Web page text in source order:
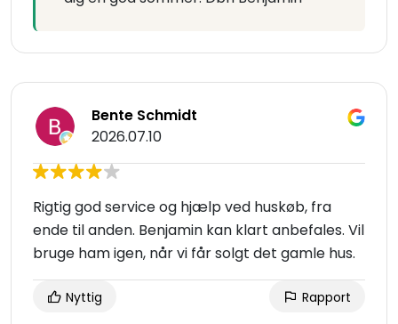
Bente Schmidt
2026.07.10
Rigtig god service og hjælp ved huskøb, fra
ende til anden. Benjamin kan klart anbefales. Vil
bruge ham igen, når vi får solgt det gamle hus.
Nyttig Rapport